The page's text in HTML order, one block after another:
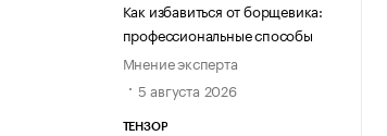
Как избавиться от борщевика:
профессиональные способы
Мнение эксперта
5 августа 2026
ТЕНЗОР